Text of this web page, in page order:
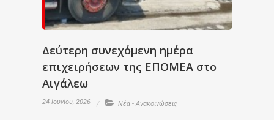
Δεύτερη συνεχόμενη ημέρα
επιχειρήσεων της ΕΠΟΜΕΑ στο
Αιγάλεω
24 Ιουνίου, 2026 Νέα - Ανακοινώσεις